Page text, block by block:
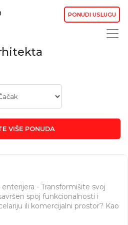
PONUDI USLUGU
VIŠE PONUDA
- Transformišite svoj
spoj funkcionalnosti i
ili komercijalni prostor? Kao
za enterijer, nudim vam